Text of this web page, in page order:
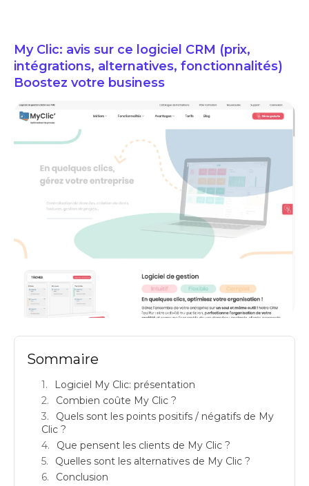
My Clic: avis sur ce logiciel CRM (prix,
intégrations, alternatives, fonctionnalités)
Boostez votre business
my clic avis logiciels crm prix
Sommaire
Logiciel My Clic: présentation
Combien coûte My Clic ?
Quels sont les points positifs / négatifs de My
Clic ?
Que pensent les clients de My Clic ?
Quelles sont les alternatives de My Clic ?
Conclusion